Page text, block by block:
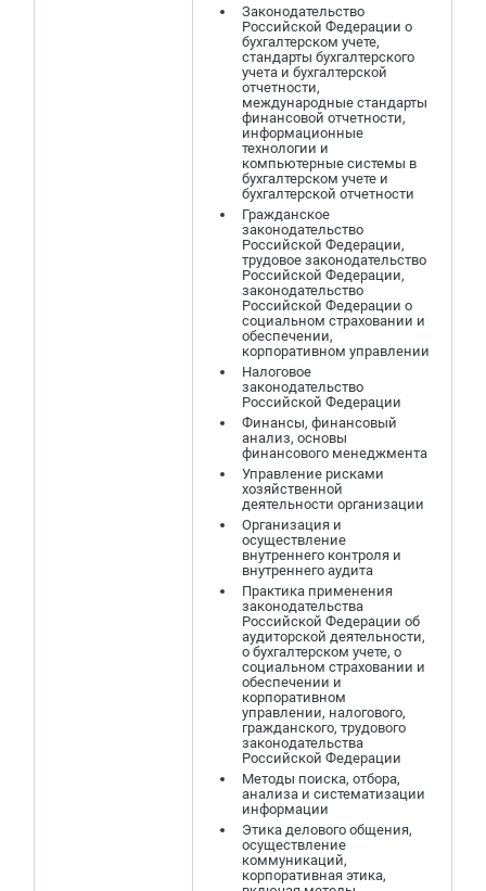
Законодательство
Российской Федерации о
бухгалтерском учете,
стандарты бухгалтерского
учета и бухгалтерской
отчетности,
международные стандарты
финансовой отчетности,
информационные
технологии и
компьютерные системы в
бухгалтерском учете и
бухгалтерской отчетности
Гражданское
законодательство
Российской Федерации,
трудовое законодательство
Российской Федерации,
законодательство
Российской Федерации о
социальном страховании и
обеспечении,
корпоративном управлении
Налоговое
законодательство
Российской Федерации
Финансы, финансовый
анализ, основы
финансового менеджмента
Управление рисками
хозяйственной
деятельности организации
Организация и
осуществление
внутреннего контроля и
внутреннего аудита
Практика применения
законодательства
Российской Федерации об
аудиторской деятельности,
о бухгалтерском учете, о
социальном страховании и
обеспечении и
корпоративном
управлении, налогового,
гражданского, трудового
законодательства
Российской Федерации
Методы поиска, отбора,
анализа и систематизации
информации
Этика делового общения,
осуществление
коммуникаций,
корпоративная этика,